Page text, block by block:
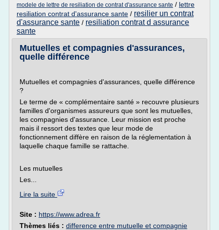
modele de lettre de resiliation de contrat d'assurance sante / lettre
resiliation contrat d'assurance sante / resilier un contrat
d'assurance sante / resiliation contrat d assurance
sante
Mutuelles et compagnies d'assurances,
quelle différence
Mutuelles et compagnies d'assurances, quelle différence
?
Le terme de « complémentaire santé » recouvre plusieurs
familles d'organismes assureurs que sont les mutuelles,
les compagnies d'assurance. Leur mission est proche
mais il ressort des textes que leur mode de
fonctionnement diffère en raison de la réglementation à
laquelle chaque famille se rattache.
Les mutuelles
Les...
Lire la suite
Site : https://www.adrea.fr
Thèmes liés : difference entre mutuelle et compagnie